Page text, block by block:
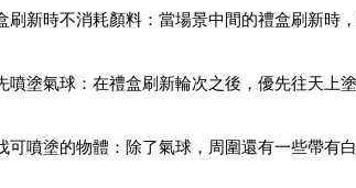
刷新時不消耗顏料：當場景中間的禮盒刷新時
噴塗氣球：在禮盒刷新輪次之後，優先往天上
可噴塗的物體：除了氣球，周圍還有一些帶有